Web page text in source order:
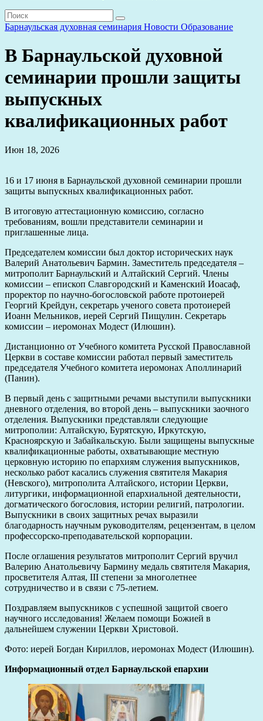
Барнаульская духовная семинария Новости Образование
В Барнаульской духовной
семинарии прошли защиты
выпускных
квалификационных работ
Июн 18, 2026
16 и 17 июня в Барнаульской духовной семинарии прошли
защиты выпускных квалификационных работ.
В итоговую аттестационную комиссию, согласно
требованиям, вошли представители семинарии и
приглашенные лица.
Председателем комиссии был доктор исторических наук
Валерий Анатольевич Бармин. Заместитель председателя –
митрополит Барнаульский и Алтайский Сергий. Члены
комиссии – епископ Славгородский и Каменский Иоасаф,
проректор по научно-богословской работе протоиерей
Георгий Крейдун, секретарь ученого совета протоиерей
Иоанн Мельников, иерей Сергий Пищулин. Секретарь
комиссии – иеромонах Модест (Илюшин).
Дистанционно от Учебного комитета Русской Православной
Церкви в составе комиссии работал первый заместитель
председателя Учебного комитета иеромонах Аполлинарий
(Панин).
В первый день с защитными речами выступили выпускники
дневного отделения, во второй день – выпускники заочного
отделения. Выпускники представляли следующие
митрополии: Алтайскую, Бурятскую, Иркутскую,
Красноярскую и Забайкальскую. Были защищены выпускные
квалификационные работы, охватывающие местную
церковную историю по епархиям служения выпускников,
несколько работ касались служения святителя Макария
(Невского), митрополита Алтайского, истории Церкви,
литургики, информационной епархиальной деятельности,
догматического богословия, истории религий, патрологии.
Выпускники в своих защитных речах выразили
благодарность научным руководителям, рецензентам, в целом
профессорско-преподавательской корпорации.
После оглашения результатов митрополит Сергий вручил
Валерию Анатольевичу Бармину медаль святителя Макария,
просветителя Алтая, III степени за многолетнее
сотрудничество и в связи с 75-летием.
Поздравляем выпускников с успешной защитой своего
научного исследования! Желаем помощи Божией в
дальнейшем служении Церкви Христовой.
Фото: иерей Богдан Кириллов, иеромонах Модест (Илюшин).
Информационный отдел Барнаульской епархии